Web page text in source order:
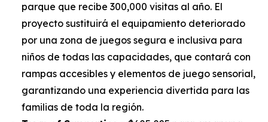
parque que recibe 300,000 visitas al año. El
proyecto sustituirá el equipamiento deteriorado
por una zona de juegos segura e inclusiva para
niños de todas las capacidades, que contará con
rampas accesibles y elementos de juego sensorial,
garantizando una experiencia divertida para las
familias de toda la región.